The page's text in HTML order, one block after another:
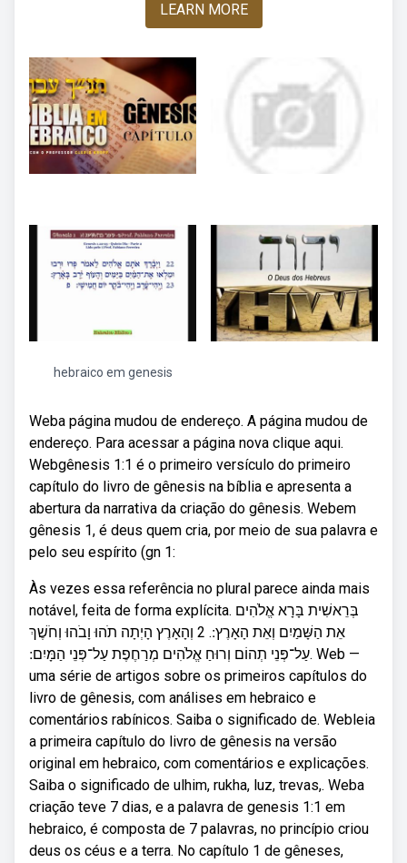
LEARN MORE
hebraico em genesis
Weba página mudou de endereço. A página mudou de
endereço. Para acessar a página nova clique aqui.
Webgênesis 1:1 é o primeiro versículo do primeiro
capítulo do livro de gênesis na bíblia e apresenta a
abertura da narrativa da criação do gênesis. Webem
gênesis 1, é deus quem cria, por meio de sua palavra e
pelo seu espírito (gn 1:
Às vezes essa referência no plural parece ainda mais
notável, feita de forma explícita. בְּרֵאשִׁית בָּרָא אֱלֹהִים
אֵת הַשָּׁמַיִם וְאֵת הָאָרֶץ ׃. 2 וְהָאָרֶץ הָיְתָה תֹהוּ וָבֹהוּ וְחֹשֶׁךְ
עַל־פְּנֵי תְהוֹם וְרוּחַ אֱלֹהִים מְרַחֶפֶת עַל־פְּנֵי הַמָּיִם ׃. Web —
uma série de artigos sobre os primeiros capítulos do
livro de gênesis, com análises em hebraico e
comentários rabínicos. Saiba o significado de. Webleia
a primeira capítulo do livro de gênesis na versão
original em hebraico, com comentários e explicações.
Saiba o significado de ulhim, rukha, luz, trevas,. Weba
criação teve 7 dias, e a palavra de genesis 1:1 em
hebraico, é composta de 7 palavras, no princípio criou
deus os céus e a terra. No capítulo 1 de gêneses,